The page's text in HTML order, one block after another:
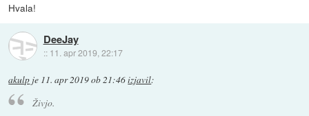
Hvala!
DeeJay
:: 11. apr 2019, 22:17
akulp je 11. apr 2019 ob 21:46izjavil:
Živjo.